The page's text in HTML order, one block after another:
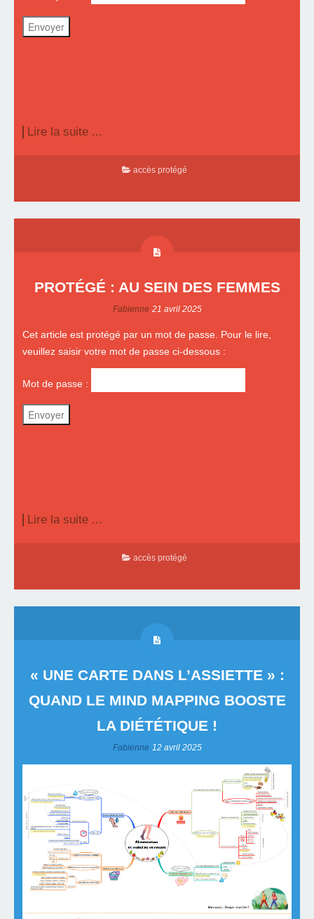
Lire la suite ...
accès protégé
PROTÉGÉ : AU SEIN DES FEMMES
Fabienne 21 avril 2025
Cet article est protégé par un mot de passe. Pour le lire,
veuillez saisir votre mot de passe ci-dessous :
Mot de passe :
Lire la suite ...
accès protégé
« UNE CARTE DANS L’ASSIETTE » :
QUAND LE MIND MAPPING BOOSTE
LA DIÉTÉTIQUE !
Fabienne 12 avril 2025